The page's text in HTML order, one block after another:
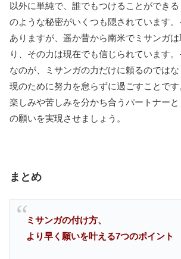
以外に単純で、誰でもつけることができ
のような秘密がいくつも隠されています
ありますが、遥か昔から南米でミサンガ
り、その力は現在でも信じられています
なのが、ミサンガの力だけに頼るのでは
現のために努力を怠らずに過ごすことで
楽しみや苦しみを分かち合うパートナー
の願いを実現させましょう。
まとめ
ミサンガの付け方、
より早く願いを叶える7つのポイント